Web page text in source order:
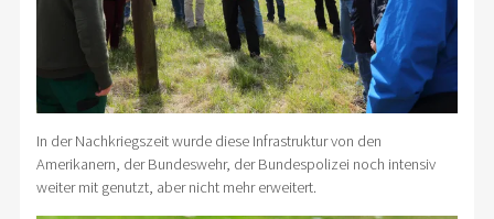
In der Nachkriegszeit wurde diese Infrastruktur von den
Amerikanern, der Bundeswehr, der Bundespolizei noch intensiv
weiter mit genutzt, aber nicht mehr erweitert.